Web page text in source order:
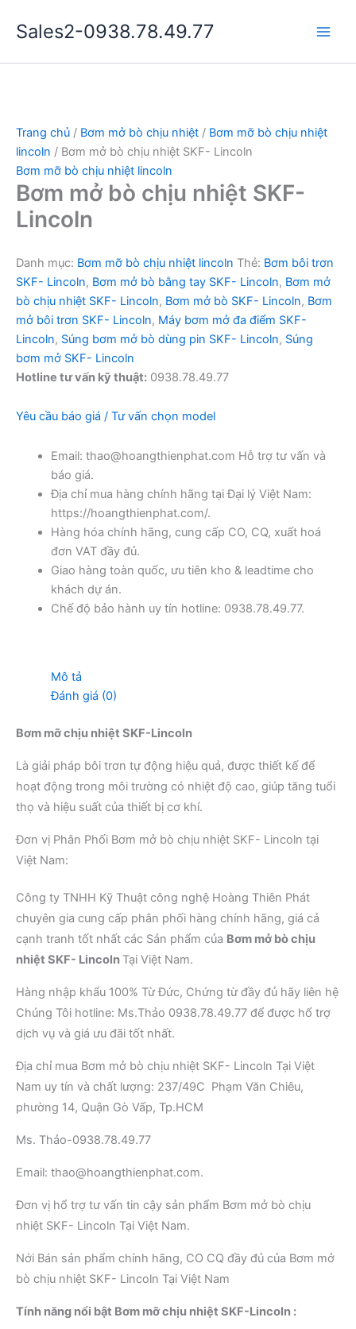
dung
Sales2-0938.78.49.77
Trang chủ / Bơm mở bò chịu nhiệt / Bơm mỡ bò chịu nhiệt
lincoln / Bơm mở bò chịu nhiệt SKF- Lincoln
Bơm mỡ bò chịu nhiệt lincoln
Bơm mở bò chịu nhiệt SKF-
Lincoln
Danh mục: Bơm mỡ bò chịu nhiệt lincoln Thẻ: Bơm bôi trơn
SKF- Lincoln, Bơm mở bò bằng tay SKF- Lincoln, Bơm mở
bò chịu nhiệt SKF- Lincoln, Bơm mở bò SKF- Lincoln, Bơm
mở bôi trơn SKF- Lincoln, Máy bơm mở đa điểm SKF-
Lincoln, Súng bơm mở bò dùng pin SKF- Lincoln, Súng
bơm mở SKF- Lincoln
Hotline tư vấn kỹ thuật: 0938.78.49.77
Yêu cầu báo giá / Tư vấn chọn model
Email: thao@hoangthienphat.com Hỗ trợ tư vấn và
báo giá.
Địa chỉ mua hàng chính hãng tại Đại lý Việt Nam:
https://hoangthienphat.com/.
Hàng hóa chính hãng, cung cấp CO, CQ, xuất hoá
đơn VAT đầy đủ.
Giao hàng toàn quốc, ưu tiên kho & leadtime cho
khách dự án.
Chế độ bảo hành uy tín hotline: 0938.78.49.77.
Mô tả
Đánh giá (0)
Bơm mỡ chịu nhiệt SKF-Lincoln
Là giải pháp bôi trơn tự động hiệu quả, được thiết kế để
hoạt động trong môi trường có nhiệt độ cao, giúp tăng tuổi
thọ và hiệu suất của thiết bị cơ khí.
Đơn vị Phân Phối Bơm mở bò chịu nhiệt SKF- Lincoln tại
Việt Nam:
Công ty TNHH Kỹ Thuật công nghệ Hoàng Thiên Phát
chuyên gia cung cấp phân phối hàng chính hãng, giá cả
cạnh tranh tốt nhất các Sản phẩm của Bơm mở bò chịu
nhiệt SKF- Lincoln Tại Việt Nam.
Hàng nhập khẩu 100% Từ Đức, Chứng từ đầy đủ hãy liên hệ
Chúng Tôi hotline: Ms.Thảo 0938.78.49.77 để được hổ trợ
dịch vụ và giá ưu đãi tốt nhất.
Địa chỉ mua Bơm mở bò chịu nhiệt SKF- Lincoln Tại Việt
Nam uy tín và chất lượng: 237/49C Phạm Văn Chiêu,
phường 14, Quận Gò Vấp, Tp.HCM
Ms. Thảo-0938.78.49.77
Email: thao@hoangthienphat.com.
Đơn vị hổ trợ tư vấn tin cậy sản phẩm Bơm mở bò chịu
nhiệt SKF- Lincoln Tại Việt Nam.
Nới Bán sản phẩm chính hãng, CO CQ đầy đủ của Bơm mở
bò chịu nhiệt SKF- Lincoln Tại Việt Nam
Tính năng nổi bật Bơm mỡ chịu nhiệt SKF-Lincoln :